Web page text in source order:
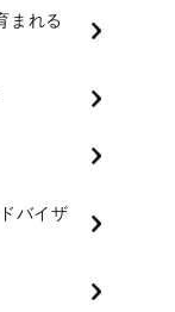
まれる
バイザ